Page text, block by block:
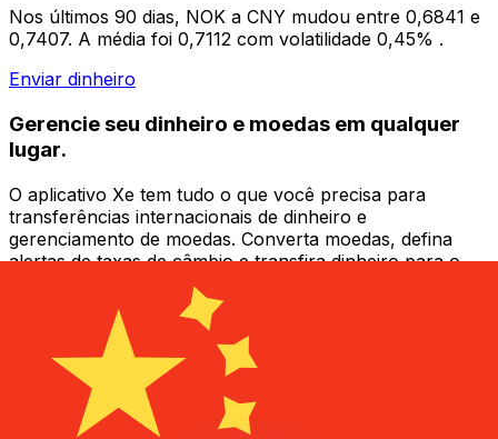
Nos últimos 90 dias, NOK a CNY mudou entre 0,6841 e
0,7407. A média foi 0,7112 com volatilidade 0,45% .
Enviar dinheiro
Gerencie seu dinheiro e moedas em qualquer
lugar.
O aplicativo Xe tem tudo o que você precisa para
transferências internacionais de dinheiro e
gerenciamento de moedas. Converta moedas, defina
alertas de taxas de câmbio e transfira dinheiro para o
exterior sem taxas ocultas. Baixe hoje mesmo!